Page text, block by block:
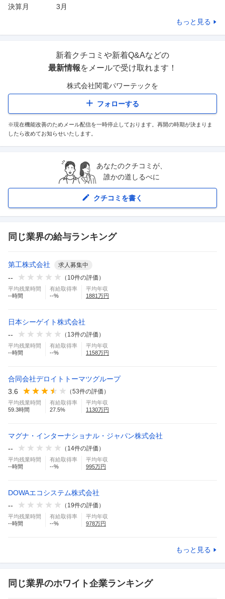
決算月 3 月
もっと見る
新着クチコミや新着Q&Aなどの
最新情報をメールで受け取れます！
株式会社関電パワーテックを
フォローする
※現在機能改善のためメール配信を一時停止しております。再開の時期が決まりま
したら改めてお知らせいたします。
あなたのクチコミが、
誰かの道しるべに
クチコミを書く
同じ業界の給与ランキング
第工株式会社 求人募集中
-- （ 10件の評価）
平均残業時間
--時間
有給取得率
--%
平均年収
1881万円
日本シーゲイト株式会社
--
（ 13件の評価）
平均残業時間
--時間
有給取得率
--%
平均年収
1158万円
合同会社デロイトトーマツグループ
3.6
（53件の評価）
平均残業時間
59.3時間
有給取得率
27.5%
平均年収
1130万円
マグナ・インターナショナル・ジャパン株式会社
--
（ 14件の評価）
平均残業時間
--時間
有給取得率
--%
平均年収
995万円
DOWAエコシステム株式会社
--
（ 19件の評価）
平均残業時間
--時間
有給取得率
--%
平均年収
978万円
もっと見る
同じ業界のホワイト企業ランキング